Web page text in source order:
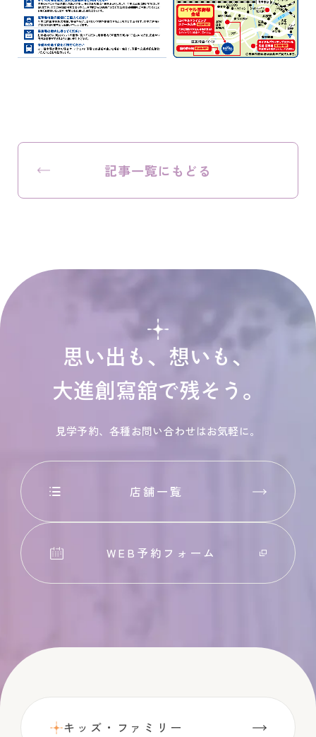
記事一覧にもどる
思い出も、想いも、
大進創寫舘で残そう。
見学予約、各種お問い合わせはお気軽に。
店舗一覧
WEB予約フォーム
キッズ・ファミリー